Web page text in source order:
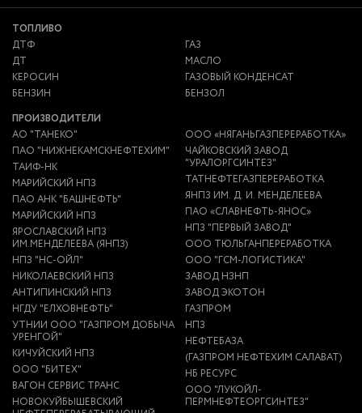
ТОПЛИВО
ДТФ
ДТ
КЕРОСИН
БЕНЗИН
ГАЗ
МАСЛО
ГАЗОВЫЙ КОНДЕНСАТ
БЕНЗОЛ
ПРОИЗВОДИТЕЛИ
АО "ТАНЕКО"
ПАО "НИЖНЕКАМСКНЕФТЕХИМ"
ТАИФ-НК
МАРИЙСКИЙ НПЗ
ПАО АНК "БАШНЕФТЬ"
МАРИЙСКИЙ НПЗ
ЯРОСЛАВСКИЙ НПЗ
ИМ.МЕНДЕЛЕЕВА (ЯНПЗ)
НПЗ "НС-ОЙЛ"
НИКОЛАЕВСКИЙ НПЗ
АНТИПИНСКИЙ НПЗ
НГДУ "ЕЛХОВНЕФТЬ"
УТНИИ ООО "ГАЗПРОМ ДОБЫЧА
УРЕНГОЙ"
КИЧУЙСКИЙ НПЗ
ООО "БИТЕХ"
ВАГОН СЕРВИС ТРАНС
НОВОКУЙБЫШЕВСКИЙ
ООО «НЯГАНЬГАЗПЕРЕРАБОТКА»
ЧАЙКОВСКИЙ ЗАВОД
"УРАЛОРГСИНТЕЗ"
ТАТНЕФТЕГАЗПЕРЕРАБОТКА
ЯНПЗ ИМ. Д. И. МЕНДЕЛЕЕВА
ПАО «СЛАВНЕФТЬ-ЯНОС»
НПЗ "ПЕРВЫЙ ЗАВОД"
ООО ТЮЛЬГАНПЕРЕРАБОТКА
ООО "ГСМ-ЛОГИСТИКА"
ЗАВОД НЗНП
ЗАВОД ЭКОТОН
ГАЗПРОМ
НПЗ
НЕФТЕБАЗА
(ГАЗПРОМ НЕФТЕХИМ САЛАВАТ)
НБ РЕСУРС
ООО "ЛУКОЙЛ-
ПЕРМНЕФТЕОРГСИНТЕЗ"